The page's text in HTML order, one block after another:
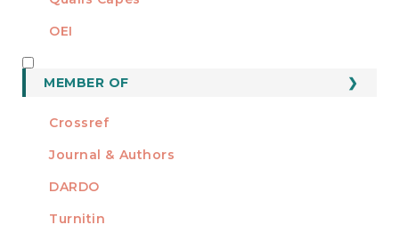
OEI
MEMBER OF
Crossref
Journal & Authors
DARDO
Turnitin